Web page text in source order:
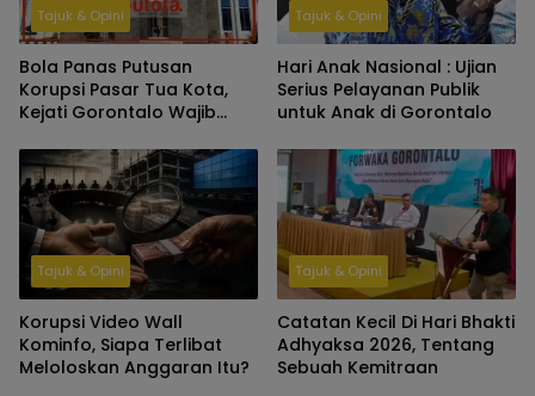
Tajuk & Opini
Bola Panas Putusan
Korupsi Pasar Tua Kota,
Kejati Gorontalo Wajib
Tajuk & Opini
Hari Anak Nasional : Ujian
Serius Pelayanan Publik
untuk Anak di Gorontalo
Tajuk & Opini
Korupsi Video Wall
Kominfo, Siapa Terlibat
Meloloskan Anggaran Itu?
Tajuk & Opini
Catatan Kecil Di Hari Bhakti
Adhyaksa 2026, Tentang
Sebuah Kemitraan